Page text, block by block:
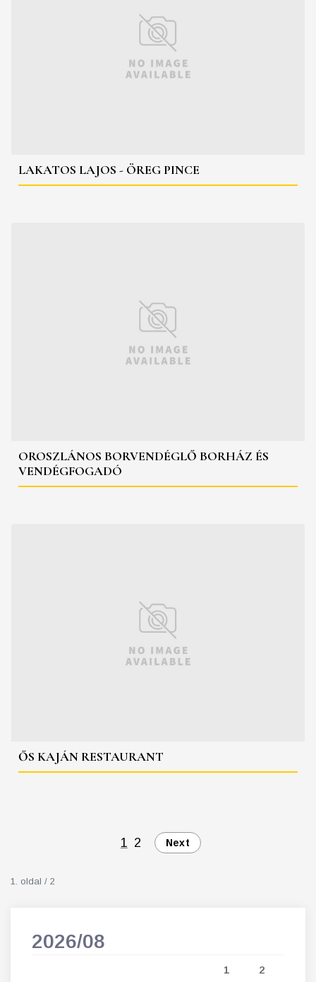
LAKATOS LAJOS - ÖREG PINCE
OROSZLÁNOS BORVENDÉGLŐ BORHÁZ ÉS
VENDÉGFOGADÓ
ŐS KAJÁN RESTAURANT
1 2 Next
1. oldal / 2
2026/08
1 2